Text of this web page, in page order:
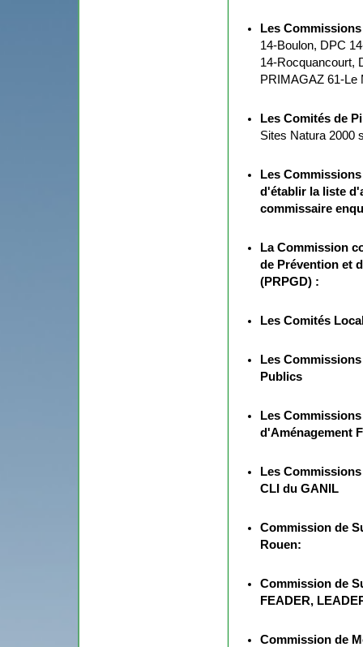
Les
14-Boulon, DPC
14-Rocquancourt,
PRIMAGAZ 61-Le
Les Comités de
Sites Natura 2000
Les
d'établir la liste
commissaire
La Commission
de Prévention et
(PRPGD) :
Les Comités
Les
Publics
Les
d'Aménagement
Les
CLI du GANIL
Commission de
Rouen:
Commission de
FEADER,
Commission de